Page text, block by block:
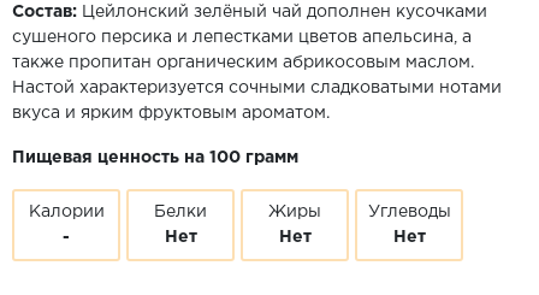
Состав:
Цейлонский зелёный чай дополнен кусочками
сушеного персика и лепестками цветов апельсина, а
также пропитан органическим абрикосовым маслом.
Настой характеризуется сочными сладковатыми нотами
вкуса и ярким фруктовым ароматом.
Пищевая ценность на 100 грамм
Калории
-
Белки
Нет
Жиры
Нет
Углеводы
Нет